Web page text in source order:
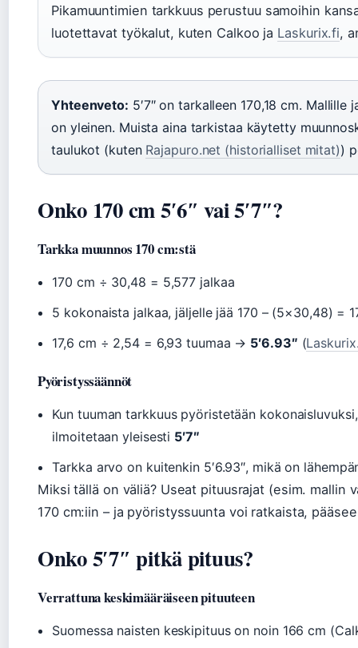
Pikamuuntimien tarkkuus perustuu samoihin
luotettavat työkalut, kuten Calkoo ja Laskurix.fi,
Yhteenveto: 5′7″ on tarkalleen 170,18 cm.
on yleinen. Muista aina tarkistaa käytetty
taulukot (kuten Rajapuro.net (historialliset mitat))
Onko 170 cm 5′6″ vai 5′7″?
Tarkka muunnos 170 cm:stä
170 cm ÷ 30,48 = 5,577 jalkaa
5 kokonaista jalkaa, jäljelle jää 170 – (5×30,48) =
17,6 cm ÷ 2,54 = 6,93 tuumaa → 5′6.93″ (
Pyöristyssäännöt
Kun tuuman tarkkuus pyöristetään
ilmoitetaan yleisesti 5′7″
Tarkka arvo on kuitenkin 5′6.93″, mikä on
Miksi tällä on väliä? Useat pituusrajat (esim. mallin
170 cm:iin – ja pyöristyssuunta voi ratkaista,
Onko 5′7″ pitkä pituus?
Verrattuna keskimääräiseen pituuteen
Suomessa naisten keskipituus on noin 166 cm